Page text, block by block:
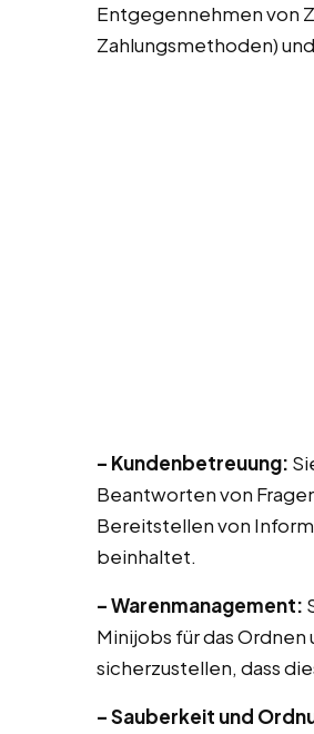
Entgegennehmen von
Zahlungsmethoden)
– Kundenbetreuung:
Beantworten von
Bereitstellen von
beinhaltet.
– Warenmanagement:
Minijobs für das Ordnen
sicherzustellen, dass
– Sauberkeit und